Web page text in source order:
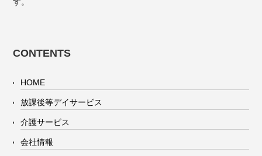
CONTENTS
HOME
放課後等デイサービス
介護サービス
会社情報